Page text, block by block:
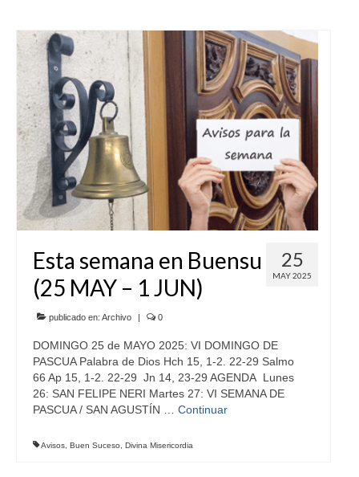
25
MAY 2025
Esta semana en Buensu
(25 MAY – 1 JUN)
publicado en: Archivo 0
DOMINGO 25 de MAYO 2025: VI DOMINGO DE
PASCUA Palabra de Dios Hch 15, 1-2. 22-29 Salmo
66 Ap 15, 1-2. 22-29 Jn 14, 23-29 AGENDA Lunes
26: SAN FELIPE NERI Martes 27: VI SEMANA DE
PASCUA / SAN AGUSTÍN … Continuar
Avisos, Buen Suceso, Divina Misericordia